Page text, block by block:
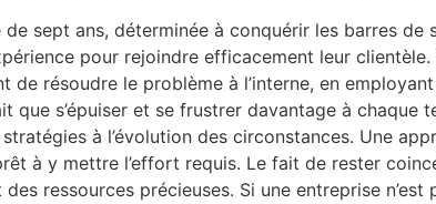
sept ans, déterminée à conquérir les barres de
pour rejoindre efficacement leur
résoudre le problème à l’interne, en
que s’épuiser et se frustrer davantage à
à l’évolution des circonstances. Une
à y mettre l’effort requis. Le fait de rester
ressources précieuses. Si une entreprise